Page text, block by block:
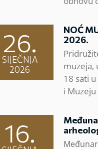
26.
SIJEČNJA
2026
NOĆ
2026.
muzeja,
18 sati
i
16.